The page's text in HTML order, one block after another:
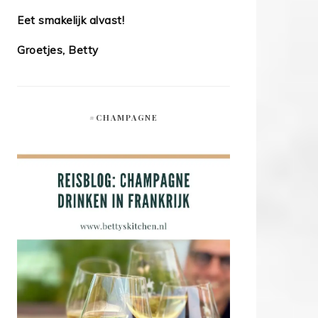
Eet smakelijk alvast!
Groetjes, Betty
#CHAMPAGNE